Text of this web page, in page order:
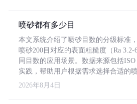
喷砂都有多少目
本文系统介绍了喷砂目数的分级标准
喷砂200目对应的表面粗糙度（Ra
同目数的应用场景。数据来源包括
实践，帮助用户根据需求选择合适的喷
2026年8月4日